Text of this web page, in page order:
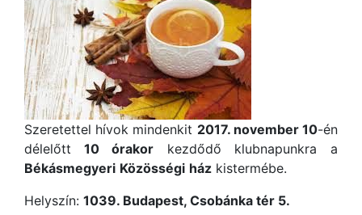
Szeretettel hívok mindenkit 2017. november 10-én
délelőtt 10 órakor kezdődő klubnapunkra a
Békásmegyeri Közösségi ház kistermébe.
Helyszín: 1039. Budapest, Csobánka tér 5.